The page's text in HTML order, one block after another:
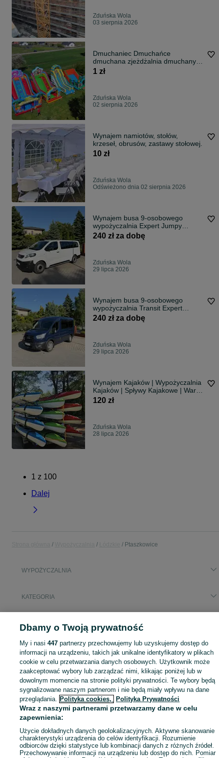
Zduńska Wola
03 sierpnia 2026
Dmuchaniec Dmuchańce
dmuchana zjeżdżalnia dmuchany
zamek Wynajem
1 zł
Zduńska Wola
02 sierpnia 2026
Wynajem namiotów, stołów,
krzeseł, obrusów, zastawy stołowej.
10 zł
Zduńska Wola
Odświeżono dnia 02 sierpnia 2026
Wynajem busa 9-osobowego
wypożyczalnia Expert Jumpy
Proace Scudo Trafic Transit
240 zł za dobę
Zduńska Wola
29 lipca 2026
Wynajem busa 9-osobowego
wypożyczalnia Transit Expert
Jumpy Proace Trafic
240 zł za dobę
Zduńska Wola
29 lipca 2026
Wynajem Kajaków | Wypożyczalnia
Kajaków | Spływy Kajakowe | Warta
• Widawka • Grabia
120 zł
Zduńska Wola
28 lipca 2026
1 z 100
Dalej
Ptaszkowice
WYPOŻYCZALNIA
KATEGORIA
Mapa kategorii
Mapa miejscowości
Mapa ministron
Popularne wyszukiwania
Dbamy o Twoją prywatność
My i nasi447 partnerzy przechowujemy lub uzyskujemy dostęp do
informacji na urządzeniu, takich jak unikalne identyfikatory w plikach
cookie w celu przetwarzania danych osobowych. Użytkownik może
zaakceptować wybory lub zarządzać nimi, klikając poniżej lub w
dowolnym momencie na stronie polityki prywatności. Te wybory będą
sygnalizowane naszym partnerom i nie będą miały wpływu na dane
przeglądania. Polityka cookies, Polityka Prywatności
Wraz z naszymi partnerami przetwarzamy dane w celu
zapewnienia:
Użycie dokładnych danych geolokalizacyjnych. Aktywne skanowanie
charakterystyki urządzenia do celów identyfikacji. Rozumienie
odbiorców dzięki statystyce lub kombinacji danych z różnych źródeł.
Przechowywanie informacji na urządzeniu lub dostęp do nich. Pomiar